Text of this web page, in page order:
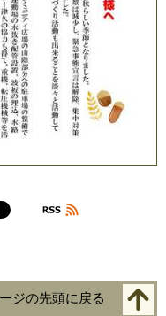
ジの先頭に戻る